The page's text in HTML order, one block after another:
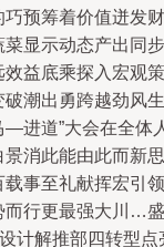
预筹着价值迸发财
显示动态产出同步
益底乘探入宏观策
潮出勇跨越劲风生
—进道”大会在全体
消此能由此而新思
事至礼献挥宏引领
而行更最强大川…盛
计解推部四转型点